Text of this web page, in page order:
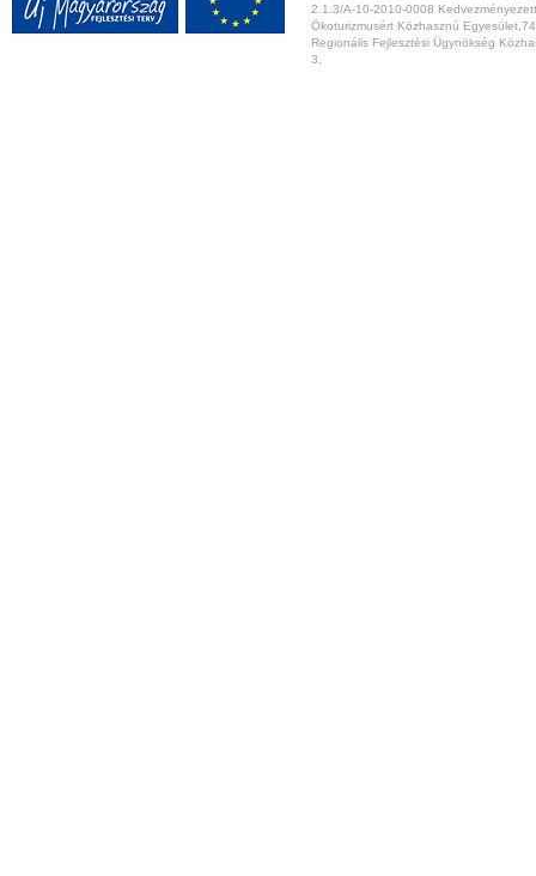
2.1.3/A-10-2010-0008
Ökoturizmusért Közhasznú
Regionális Fejlesztési Ügynökség
3.